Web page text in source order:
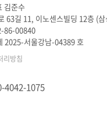
김준수
63길 11, 이노센스빌딩 12층 (
86-00840
2025-서울강남-04389 호
리방침
4042-1075